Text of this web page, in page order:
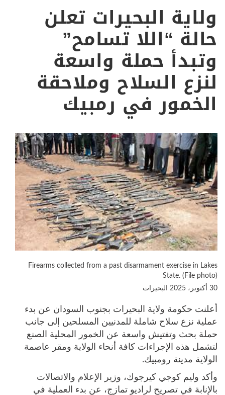
ولاية البحيرات تعلن
حالة “اللا تسامح”
وتبدأ حملة واسعة
لنزع السلاح وملاحقة
الخمور في رمبيك
Firearms collected from a past disarmament exercise in Lakes
State. (File photo)
30 أكتوبر، 2025
البحيرات
أعلنت حكومة ولاية البحيرات بجنوب السودان عن بدء
عملية نزع سلاح شاملة للمدنيين المسلحين إلى جانب
حملة بحث وتفتيش واسعة عن الخمور المحلية الصنع
لتشمل هذه الإجراءات كافة أنحاء الولاية ومقر عاصمة
الولاية مدينة رومبيك.
وأكد وليم كوجي كيرجوك، وزير الإعلام والاتصالات
بالإنابة في تصريح لراديو تمازج، عن بدء العملية في